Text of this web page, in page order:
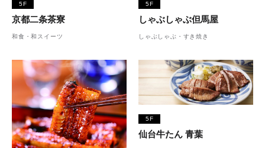
5F
京都二条茶寮
和食・和スイーツ
5F
しゃぶしゃぶ但馬屋
しゃぶしゃぶ・すき焼き
5F
仙台牛たん 青葉